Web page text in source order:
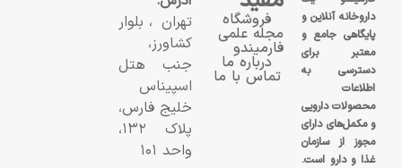
داروخانه آنلاین و
پایگاهی جامع و
معتبر برای
دسترسی به
اطلاعات
محصولات دارویی
و مکمل‌های دارای
مجوز از سازمان
غذا و دارو است.
فروشگاه
مجله علمی
فارمیندو
درباره ما
تماس با ما
تهران، بلوار
کشاورز،
جنب هتل
اسپیناس
خلیج فارس،
پلاک ۱۳۲،
واحد ۱۰۱